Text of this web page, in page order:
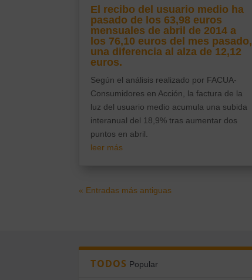
El recibo del usuario medio ha
pasado de los 63,98 euros
mensuales de abril de 2014 a
los 76,10 euros del mes pasado,
una diferencia al alza de 12,12
euros.
Según el análisis realizado por FACUA-
Consumidores en Acción, la factura de la
luz del usuario medio acumula una subida
interanual del 18,9% tras aumentar dos
puntos en abril.
leer más
« Entradas más antiguas
TODOS Popular